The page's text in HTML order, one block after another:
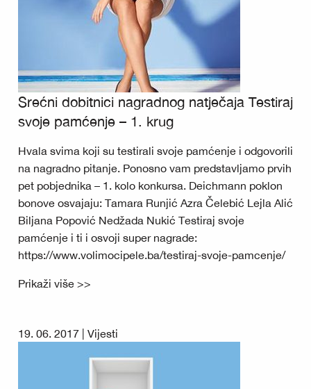
Srećni dobitnici nagradnog natječaja Testiraj
svoje pamćenje – 1. krug
Hvala svima koji su testirali svoje pamćenje i odgovorili
na nagradno pitanje. Ponosno vam predstavljamo prvih
pet pobjednika – 1. kolo konkursa. Deichmann poklon
bonove osvajaju: Tamara Runjić Azra Čelebić Lejla Alić
Biljana Popović Nedžada Nukić Testiraj svoje
pamćenje i ti i osvoji super nagrade:
https://www.volimocipele.ba/testiraj-svoje-pamcenje/
Prikaži više >>
19. 06. 2017 | Vijesti